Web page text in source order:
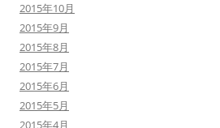
2015年10月
2015年9月
2015年8月
2015年7月
2015年6月
2015年5月
2015年4月